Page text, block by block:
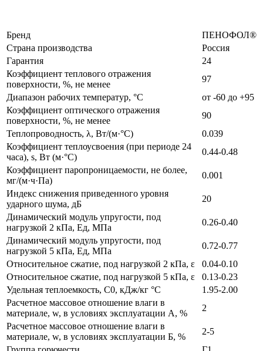
Бренд
ПЕНОФОЛ®
Страна производства
Россия
Гарантия
24
Коэффициент теплового отражения
поверхности, %, не менее
97
Диапазон рабочих температур, °C
от -60 до +95
Коэффициент оптического отражения
поверхности, %, не менее
90
Теплопроводность, λ, Вт/(м·°C)
0.039
Коэффициент теплоусвоения (при периоде 24
часа), s, Вт (м·°C)
0.44-0.48
Коэффициент паропроницаемости, не более,
мг/(м·ч·Па)
0.001
Индекс снижения приведенного уровня
ударного шума, дБ
20
Динамический модуль упругости, под
нагрузкой 2 кПа, Ед, МПа
0.26-0.40
Динамический модуль упругости, под
нагрузкой 5 кПа, Ед, МПа
0.72-0.77
Относительное сжатие, под нагрузкой 2 кПа, ε
0.04-0.10
Относительное сжатие, под нагрузкой 5 кПа, ε
0.13-0.23
Удельная теплоемкость, C0, кДж/кг °C
1.95-2.00
Расчетное массовое отношение влаги в
материале, w, в условиях эксплуатации А, %
2
Расчетное массовое отношение влаги в
материале, w, в условиях эксплуатации Б, %
2-5